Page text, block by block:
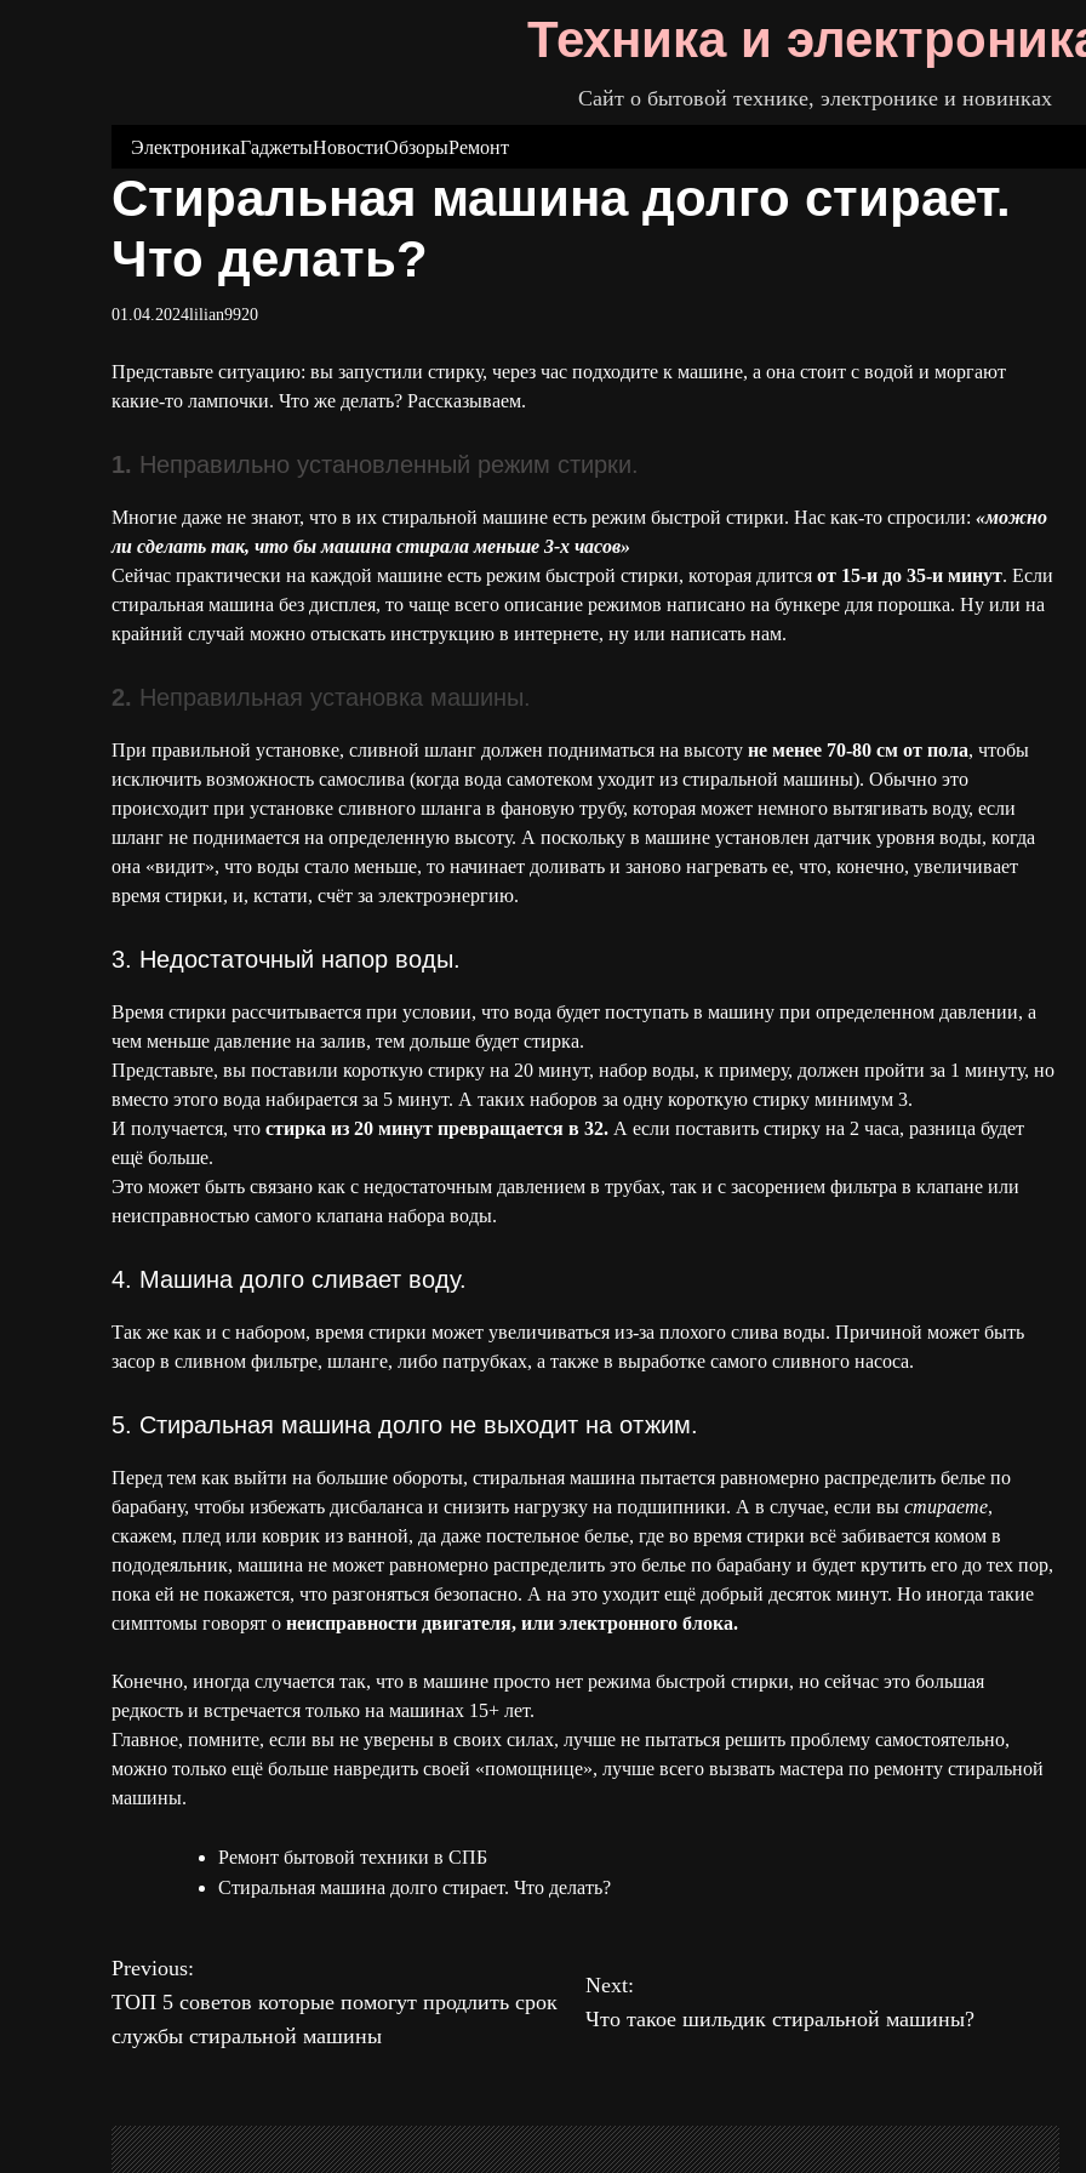
Техника и
Сайт о бытовой технике, электронике и новинках
ЭлектроникаГаджетыНовостиОбзорыРемонт
Стиральная машина долго стирает.
Что делать?
01.04.2024lilian9920
Представьте ситуацию: вы запустили стирку, через час подходите к машине, а она стоит с водой и моргают
какие-то лампочки. Что же делать? Рассказываем.
1. Неправильно установленный режим стирки.
Многие даже не знают, что в их стиральной машине есть режим быстрой стирки. Нас как-то спросили: «можно
ли сделать так, что бы машина стирала меньше 3-х часов»
Сейчас практически на каждой машине есть режим быстрой стирки, которая длится от 15-и до 35-и минут. Если
стиральная машина без дисплея, то чаще всего описание режимов написано на бункере для порошка. Ну или на
крайний случай можно отыскать инструкцию в интернете, ну или написать нам.
2. Неправильная установка машины.
При правильной установке, сливной шланг должен подниматься на высоту не менее 70-80 см от пола, чтобы
исключить возможность самослива (когда вода самотеком уходит из стиральной машины). Обычно это
происходит при установке сливного шланга в фановую трубу, которая может немного вытягивать воду, если
шланг не поднимается на определенную высоту. А поскольку в машине установлен датчик уровня воды, когда
она «видит», что воды стало меньше, то начинает доливать и заново нагревать ее, что, конечно, увеличивает
время стирки, и, кстати, счёт за электроэнергию.
3. Недостаточный напор воды.
Время стирки рассчитывается при условии, что вода будет поступать в машину при определенном давлении, а
чем меньше давление на залив, тем дольше будет стирка.
Представьте, вы поставили короткую стирку на 20 минут, набор воды, к примеру, должен пройти за 1 минуту, но
вместо этого вода набирается за 5 минут. А таких наборов за одну короткую стирку минимум 3.
И получается, что стирка из 20 минут превращается в 32. А если поставить стирку на 2 часа, разница будет
ещё больше.
Это может быть связано как с недостаточным давлением в трубах, так и с засорением фильтра в клапане или
неисправностью самого клапана набора воды.
4. Машина долго сливает воду.
Так же как и с набором, время стирки может увеличиваться из-за плохого слива воды. Причиной может быть
засор в сливном фильтре, шланге, либо патрубках, а также в выработке самого сливного насоса.
5. Стиральная машина долго не выходит на отжим.
Перед тем как выйти на большие обороты, стиральная машина пытается равномерно распределить белье по
барабану, чтобы избежать дисбаланса и снизить нагрузку на подшипники. А в случае, если вы стираете,
скажем, плед или коврик из ванной, да даже постельное белье, где во время стирки всё забивается комом в
пододеяльник, машина не может равномерно распределить это белье по барабану и будет крутить его до тех пор,
пока ей не покажется, что разгоняться безопасно. А на это уходит ещё добрый десяток минут. Но иногда такие
симптомы говорят о неисправности двигателя, или электронного блока.
Конечно, иногда случается так, что в машине просто нет режима быстрой стирки, но сейчас это большая
редкость и встречается только на машинах 15+ лет.
Главное, помните, если вы не уверены в своих силах, лучше не пытаться решить проблему самостоятельно,
можно только ещё больше навредить своей «помощнице», лучше всего вызвать мастера по ремонту стиральной
машины.
Ремонт бытовой техники в СПБ
Стиральная машина долго стирает. Что делать?
Н
а
и
Previous:
ТОП 5 советов которые помогут продлить срок
службы стиральной машины
Next:
Что такое шильдик стиральной машины?